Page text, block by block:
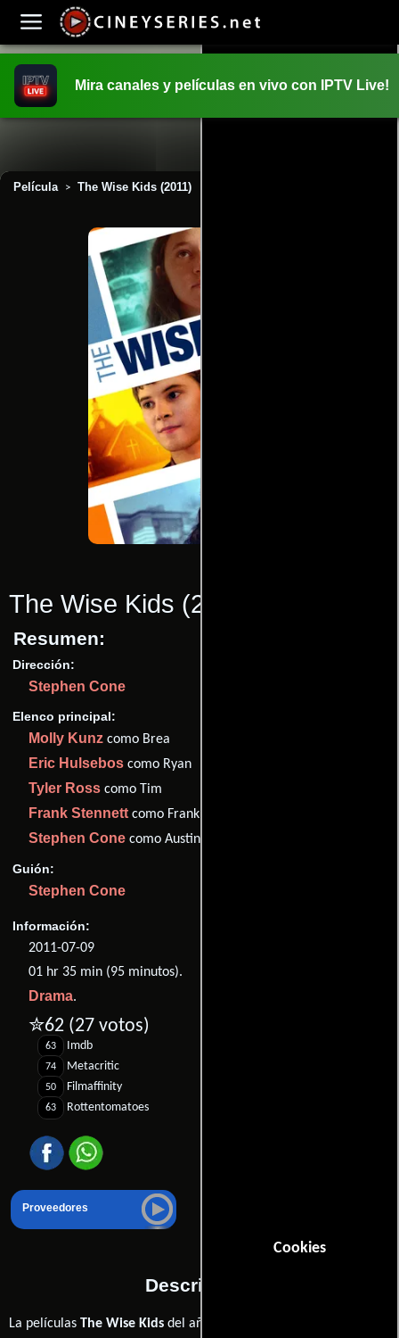
Cookies
Mira canales y películas en vivo con IPTV Live!
Película > The Wise Kids (2011)
The Wise Kids (2011)
Resumen:
Dirección:
Stephen Cone
Elenco principal:
Molly Kunz como Brea
Eric Hulsebos como Ryan
Tyler Ross como Tim
Frank Stennettcomo Frank
Stephen Cone como Austin
Guión:
Stephen Cone
Información:
2011-07-09
01 hr 35 min (95 minutos).
Drama.
✮62 (27 votos)
63 Imdb
74 Metacritic
50 Filmaffinity
63 Rottentomatoes
Proveedores
Descripción
La películas The Wise Kids del año 2011, está dirigida por